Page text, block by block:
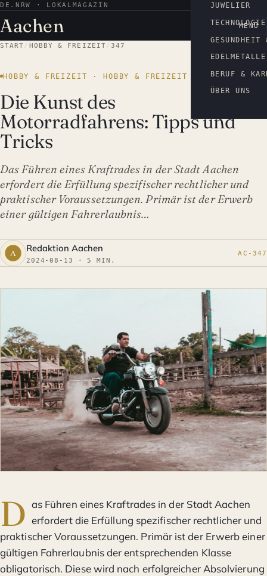
DE.NRW · LOKALMAGAZIN AACHEN
Aachen MENÜ
JUWELIER
EDELMETALLE
BERUF &
ÜBER UNS
START/ HOBBY & FREIZEIT/347
HOBBY & FREIZEIT · HOBBY & FREIZEIT
Die Kunst des
Motorradfahrens: Tipps und
Tricks
Das Führen eines Kraftrades in der Stadt Aachen
erfordert die Erfüllung spezifischer rechtlicher und
praktischer Voraussetzungen. Primär ist der Erwerb
einer gültigen Fahrerlaubnis…
Redaktion Aachen
2024-08-13 · 5 MIN.
AC-347
D as Führen eines Kraftrades in der Stadt Aachen
erfordert die Erfüllung spezifischer rechtlicher und
praktischer Voraussetzungen. Primär ist der Erwerb einer
gültigen Fahrerlaubnis der entsprechenden Klasse
obligatorisch. Diese wird nach erfolgreicher Absolvierung